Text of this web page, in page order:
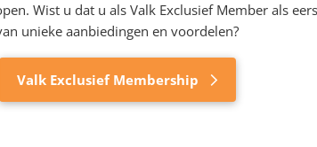
Wist u dat u als Valk Exclusief Member als
unieke aanbiedingen en voordelen?
Valk Exclusief Membership